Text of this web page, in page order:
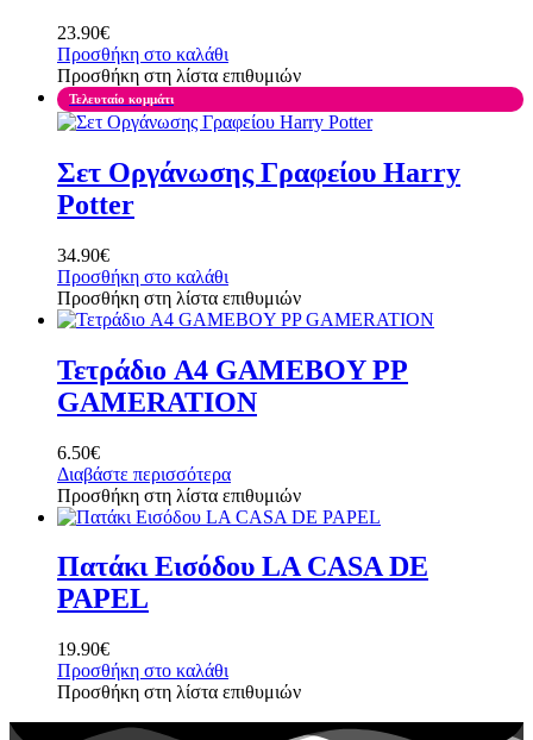
23.90€
Προσθήκη στο καλάθι
Προσθήκη στη λίστα επιθυμιών
Τελευταίο κομμάτι
Σετ Οργάνωσης Γραφείου Harry
Potter
34.90€
Προσθήκη στο καλάθι
Προσθήκη στη λίστα επιθυμιών
Τετράδιο A4 GAMEBOY PP
GAMERATION
6.50€
Διαβάστε περισσότερα
Προσθήκη στη λίστα επιθυμιών
Πατάκι Εισόδου LA CASA DE
PAPEL
19.90€
Προσθήκη στο καλάθι
Προσθήκη στη λίστα επιθυμιών